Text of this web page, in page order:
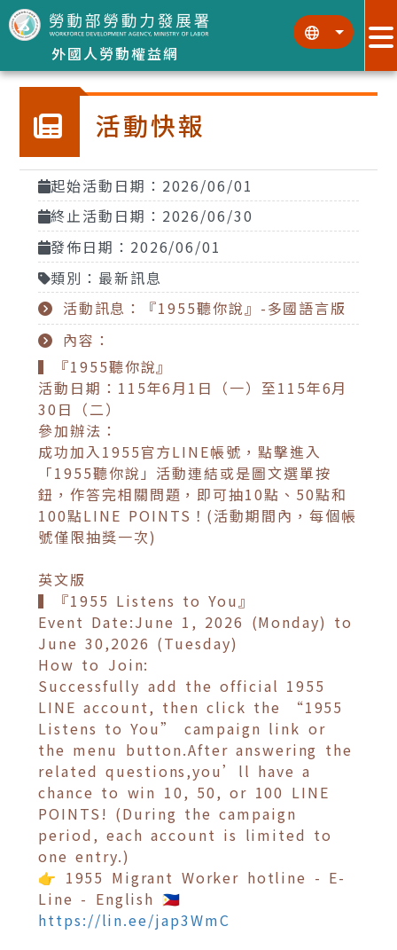
跳到主要內容區塊
外國人勞動權益網
::: :::
活動快報
起始活動日期：2026/06/01
終止活動日期：2026/06/30
發佈日期：2026/06/01
類別：最新訊息
活動訊息：『1955聽你說』-多國語言版
內容：
▍
『1955聽你說』
活動日期：115年6月1日（一）至115年6月
30日（二）
參加辦法：
成功加入1955官方LINE帳號，點擊進入
「1955聽你說」活動連結或是圖文選單按
鈕，作答完相關問題，即可抽10點、50點和
100點LINE POINTS！(活動期間內，每個帳
號僅限抽獎一次)
英文版
▍『1955 Listens to You』
Event Date:June 1, 2026 (Monday) to
June 30,2026 (Tuesday)
How to Join:
Successfully add the official 1955
LINE account, then click the “1955
Listens to You” campaign link or
the menu button.After answering the
related questions,you’ll have a
chance to win 10, 50, or 100 LINE
POINTS! (During the campaign
period, each account is limited to
one entry.)
👉 1955 Migrant Worker hotline - E-
Line - English 🇵🇭
https://lin.ee/jap3WmC